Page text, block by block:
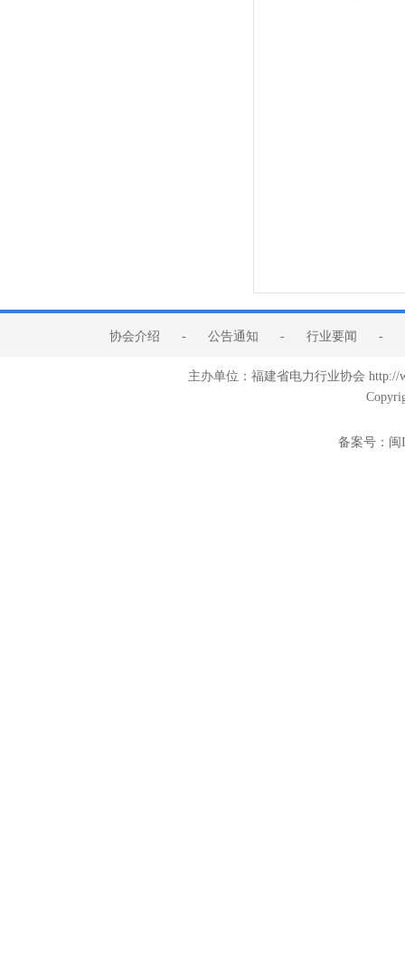
协会介绍 - 公告通知 - 行业要闻 -
主办单位：福建省电力行业协会
备案号： 闽